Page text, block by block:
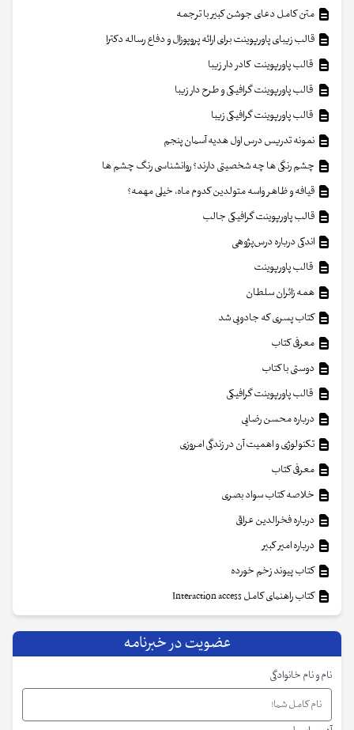
متن کامل دعای جوشن کبیر با ترجمه
قالب زیبای پاورپوینت برای ارائه پروپوزال و دفاع رساله دکترا
قالب پاورپوینت کادر دار زیبا
قالب پاورپوینت گرافیکی و طرح دار زیبا
قالب پاورپوینت گرافیکی زیبا
نمونه تدریس درس اول هدیه آسمان پنجم
چشم رنگی ها چه شخصیتی دارند؟ روانشناسی رنگ چشم ها
قیافه و ظاهر واسه متولدین کدوم ماه، خیلی مهمه؟
قالب پاورپوینت گرافیکی جالب
اندکی درباره درس‌پژوهی
قالب پاورپوینت
همه زائران سلطان
کتاب پسری که جادویی شد
معرفی کتاب
دوستی با کتاب
قالب پاورپوینت گرافیکی
درباره محسن رضایی
تکنولوژی و اهمیت آن در زندگی امروزی
معرفی کتاب
خلاصه کتاب سواد بصری
درباره فخرالدین عراقی
درباره امیر کبیر
کتاب پیوند زخم خورده
کتاب راهنمای کامل Interaction access
عضویت در خبرنامه
نام و نام خانوادگی